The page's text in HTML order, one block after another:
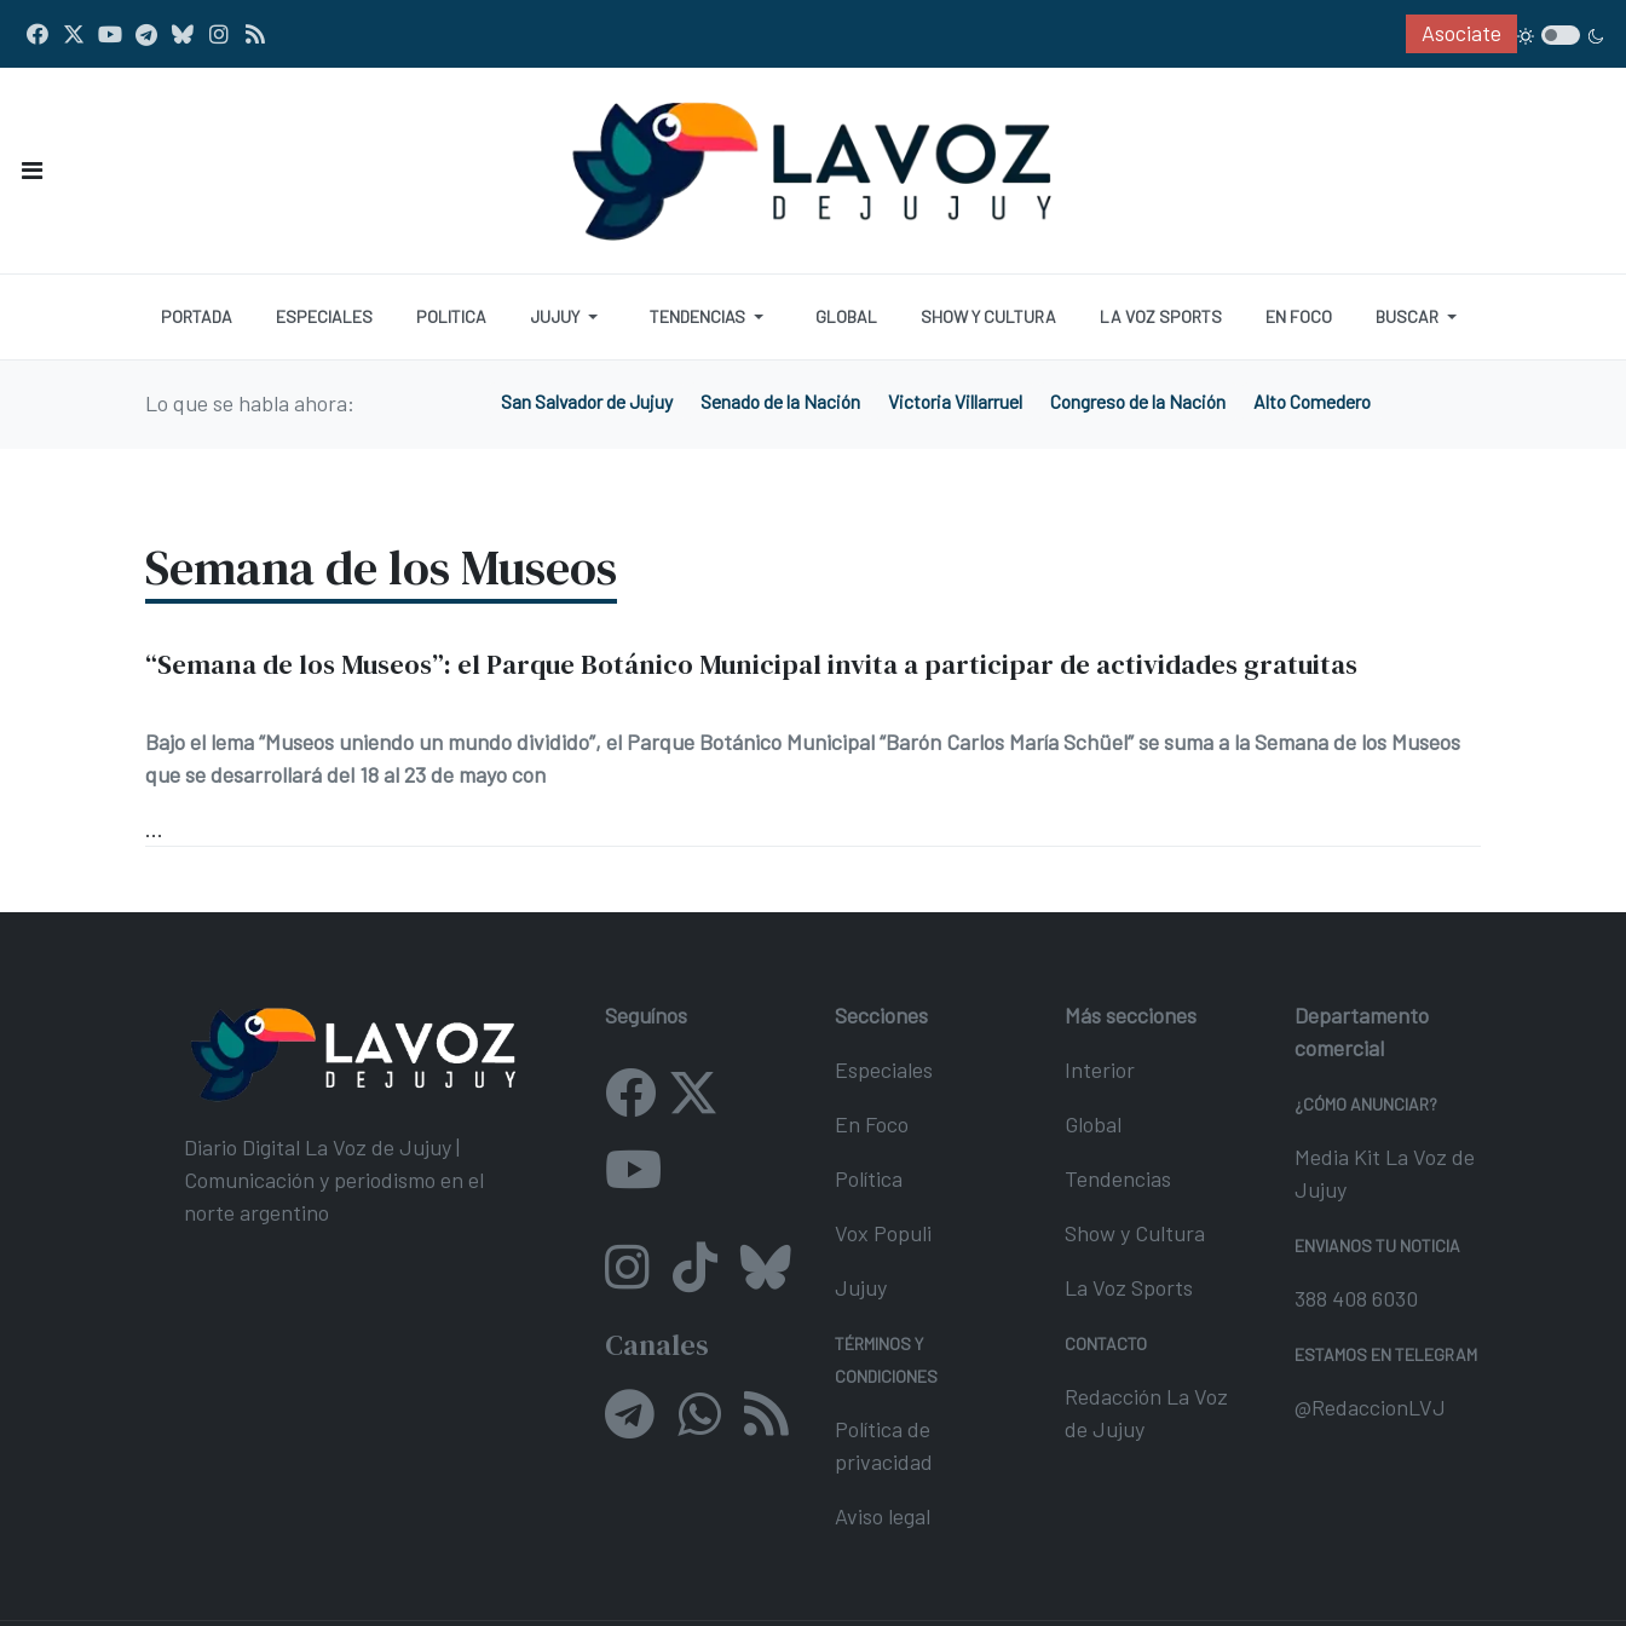
Asociate
PORTADA ESPECIALES POLITICA JUJUY TENDENCIAS GLOBAL SHOW Y CULTURA LA VOZ SPORTS EN FOCO BUSCAR
Lo que se habla ahora: San Salvador de Jujuy Senado de la Nación Victoria Villarruel Congreso de la Nación Alto Comedero
Semana de los Museos
“Semana de los Museos”: el Parque Botánico Municipal invita a participar de actividades gratuitas
Bajo el lema “Museos uniendo un mundo dividido”, el Parque Botánico Municipal “Barón Carlos María Schüel” se suma a la Semana de los Museos
que se desarrollará del 18 al 23 de mayo con
...
Diario Digital La Voz de Jujuy |
Comunicación y periodismo en el
norte argentino
Seguínos
Canales
Secciones
Especiales
En Foco
Política
Vox Populi
Jujuy
TÉRMINOS Y
CONDICIONES
Política de
privacidad
Aviso legal
Más secciones
Interior
Global
Tendencias
Show y Cultura
La Voz Sports
CONTACTO
Redacción La Voz
de Jujuy
Departamento
comercial
¿CÓMO ANUNCIAR?
Media Kit La Voz de
Jujuy
ENVIANOS TU NOTICIA
388 408 6030
ESTAMOS EN TELEGRAM
@RedaccionLVJ